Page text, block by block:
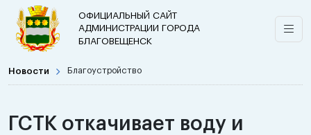
ОФИЦИАЛЬНЫЙ САЙТ
АДМИНИСТРАЦИИ ГОРОДА
БЛАГОВЕЩЕНСК
Новости Благоустройство
ГСТК откачивает воду и